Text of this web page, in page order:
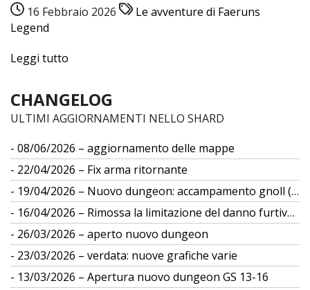
16 Febbraio 2026
Le avventure di Faeruns
Legend
Leggi tutto
CHANGELOG
ULTIMI AGGIORNAMENTI NELLO SHARD
08/06/2026 – aggiornamento delle mappe
22/04/2026 – Fix arma ritornante
19/04/2026 – Nuovo dungeon: accampamento gnoll (gs 12)
16/04/2026 – Rimossa la limitazione del danno furtivo da differenza di taglia
26/03/2026 – aperto nuovo dungeon
23/03/2026 – verdata: nuove grafiche varie
13/03/2026 – Apertura nuovo dungeon GS 13-16